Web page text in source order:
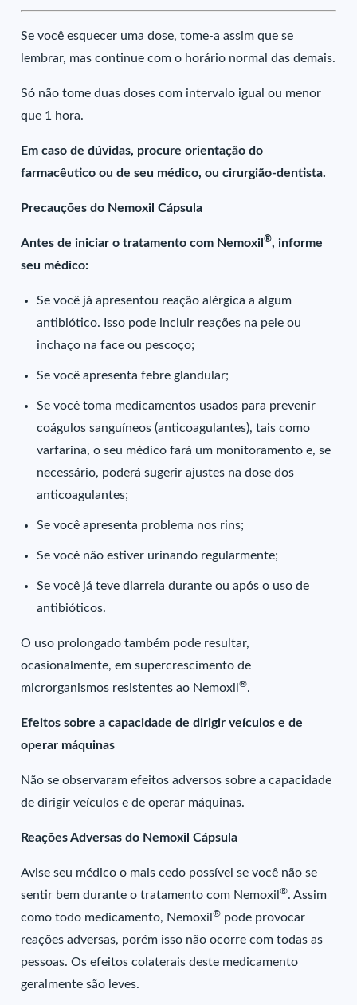
Se você esquecer uma dose, tome-a assim que se
lembrar, mas continue com o horário normal das demais.
Só não tome duas doses com intervalo igual ou menor
que 1 hora.
Em caso de dúvidas, procure orientação do
farmacêutico ou de seu médico, ou cirurgião-dentista.
Precauções do Nemoxil Cápsula
Antes de iniciar o tratamento com Nemoxil®, informe
seu médico:
Se você já apresentou reação alérgica a algum
antibiótico. Isso pode incluir reações na pele ou
inchaço na face ou pescoço;
Se você apresenta febre glandular;
Se você toma medicamentos usados para prevenir
coágulos sanguíneos (anticoagulantes), tais como
varfarina, o seu médico fará um monitoramento e, se
necessário, poderá sugerir ajustes na dose dos
anticoagulantes;
Se você apresenta problema nos rins;
Se você não estiver urinando regularmente;
Se você já teve diarreia durante ou após o uso de
antibióticos.
O uso prolongado também pode resultar,
ocasionalmente, em supercrescimento de
microrganismos resistentes ao Nemoxil®.
Efeitos sobre a capacidade de dirigir veículos e de
operar máquinas
Não se observaram efeitos adversos sobre a capacidade
de dirigir veículos e de operar máquinas.
Reações Adversas do Nemoxil Cápsula
Avise seu médico o mais cedo possível se você não se
sentir bem durante o tratamento com Nemoxil®. Assim
como todo medicamento, Nemoxil® pode provocar
reações adversas, porém isso não ocorre com todas as
pessoas. Os efeitos colaterais deste medicamento
geralmente são leves.